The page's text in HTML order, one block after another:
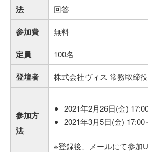
法
回答
参加費 無料
定員 100名
登壇者 株式会社ヴィス 常務取締
参加方
法
2021年2月26日(金)
2021年3月5日(金) 17:00
※登録後、メールにて参加